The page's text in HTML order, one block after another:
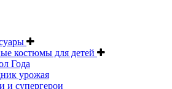
костюмы для детей
Года
урожая
и супергерои